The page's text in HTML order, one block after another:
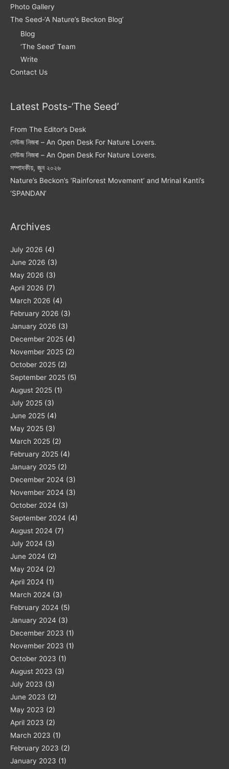
Photo Gallery
The Seed-‘A Nature’s Beckon Blog’
Blog
‘The Seed’ Team
Write
Contact Us
Latest Posts-‘The Seed’
From The Editor’s Desk
সেউজ নিজৰা – An Open Desk For Nature Lovers.
সেউজ নিজৰা – An Open Desk For Nature Lovers.
সম্পাদকীয়, জুন ২০২৬
Nature’s Beckon’s ‘Rainforest Movement’ and Mrinal Kanti’s
‘SPANDAN’
Archives
July 2026 (4)
June 2026 (3)
May 2026 (3)
April 2026 (7)
March 2026 (4)
February 2026 (3)
January 2026 (3)
December 2025 (4)
November 2025 (2)
October 2025 (2)
September 2025 (5)
August 2025 (1)
July 2025 (3)
June 2025 (4)
May 2025 (3)
March 2025 (2)
February 2025 (4)
January 2025 (2)
December 2024 (3)
November 2024 (3)
October 2024 (3)
September 2024 (4)
August 2024 (7)
July 2024 (3)
June 2024 (2)
May 2024 (2)
April 2024 (1)
March 2024 (3)
February 2024 (5)
January 2024 (3)
December 2023 (1)
November 2023 (1)
October 2023 (1)
August 2023 (3)
July 2023 (3)
June 2023 (2)
May 2023 (2)
April 2023 (2)
March 2023 (1)
February 2023 (2)
January 2023 (1)